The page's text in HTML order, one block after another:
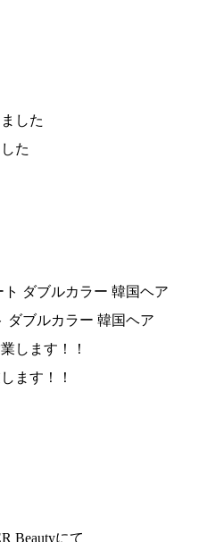
た
ダブルカラー 韓国ヘア
ます！！
Beautyにて